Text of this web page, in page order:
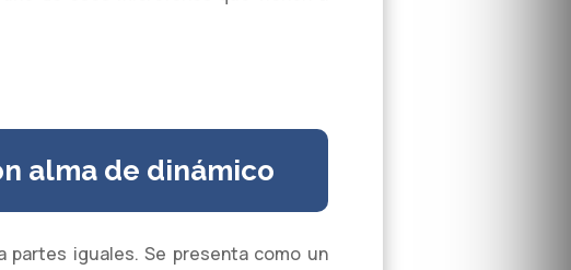
alma de dinámico
iguales. Se presenta como un